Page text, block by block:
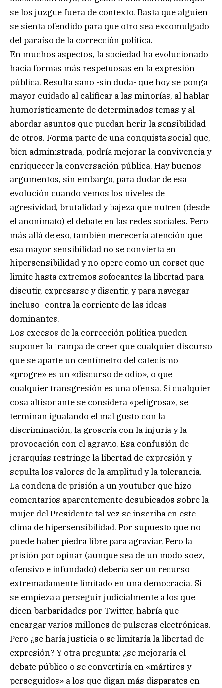
se los juzgue fuera de contexto. Basta que alguien
se sienta ofendido para que otro sea excomulgado
del paraíso de la corrección política.
En muchos aspectos, la sociedad ha evolucionado
hacia formas más respetuosas en la expresión
pública. Resulta sano -sin duda- que hoy se ponga
mayor cuidado al calificar a las minorías, al hablar
humorísticamente de determinados temas y al
abordar asuntos que puedan herir la sensibilidad
de otros. Forma parte de una conquista social que,
bien administrada, podría mejorar la convivencia y
enriquecer la conversación pública. Hay buenos
argumentos, sin embargo, para dudar de esa
evolución cuando vemos los niveles de
agresividad, brutalidad y bajeza que nutren (desde
el anonimato) el debate en las redes sociales. Pero
más allá de eso, también merecería atención que
esa mayor sensibilidad no se convierta en
hipersensibilidad y no opere como un corset que
limite hasta extremos sofocantes la libertad para
discutir, expresarse y disentir, y para navegar -
incluso- contra la corriente de las ideas
dominantes.
Los excesos de la corrección política pueden
suponer la trampa de creer que cualquier discurso
que se aparte un centímetro del catecismo
«progre» es un «discurso de odio», o que
cualquier transgresión es una ofensa. Si cualquier
cosa altisonante se considera «peligrosa», se
terminan igualando el mal gusto con la
discriminación, la grosería con la injuria y la
provocación con el agravio. Esa confusión de
jerarquías restringe la libertad de expresión y
sepulta los valores de la amplitud y la tolerancia.
La condena de prisión a un youtuber que hizo
comentarios aparentemente desubicados sobre la
mujer del Presidente tal vez se inscriba en este
clima de hipersensibilidad. Por supuesto que no
puede haber piedra libre para agraviar. Pero la
prisión por opinar (aunque sea de un modo soez,
ofensivo e infundado) debería ser un recurso
extremadamente limitado en una democracia. Si
se empieza a perseguir judicialmente a los que
dicen barbaridades por Twitter, habría que
encargar varios millones de pulseras electrónicas.
Pero ¿se haría justicia o se limitaría la libertad de
expresión? Y otra pregunta: ¿se mejoraría el
debate público o se convertiría en «mártires y
perseguidos» a los que digan más disparates en